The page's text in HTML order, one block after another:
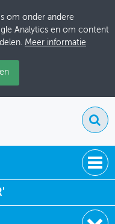
om onder andere
Analytics en om content
Meer informatie